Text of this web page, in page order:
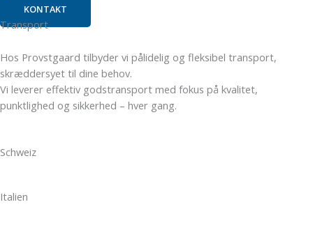
KONTAKT
Transport
Hos Provstgaard tilbyder vi pålidelig og fleksibel transport,
skræddersyet til dine behov.
Vi leverer effektiv godstransport med fokus på kvalitet,
punktlighed og sikkerhed – hver gang.
Schweiz
Italien